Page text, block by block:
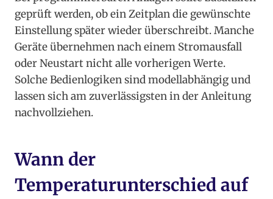
geprüft werden, ob ein Zeitplan die gewünschte
Einstellung später wieder überschreibt. Manche
Geräte übernehmen nach einem Stromausfall
oder Neustart nicht alle vorherigen Werte.
Solche Bedienlogiken sind modellabhängig und
lassen sich am zuverlässigsten in der Anleitung
nachvollziehen.
Wann der
Temperaturunterschied auf